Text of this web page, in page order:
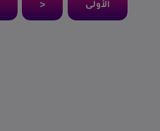
الأولى <